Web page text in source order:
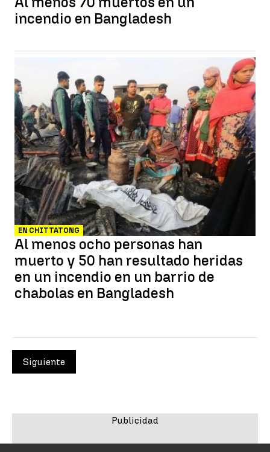
incendio en Bangladesh
EN CHITTATONG
Al menos ocho personas han
muerto y 50 han resultado heridas
en un incendio en un barrio de
chabolas en Bangladesh
Siguiente